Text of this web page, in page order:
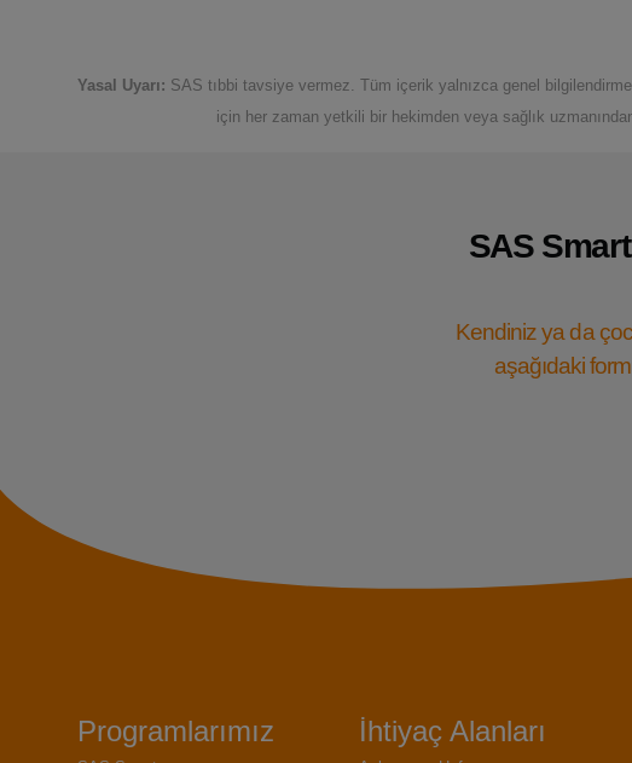
Yasal Uyarı: SAS tıbbi tavsiye vermez. Tüm içerik yalnızca genel
için her zaman yetkili bir hekimden veya sağlık
SAS
Kendiniz ya da
aşağıdaki
Programlarımız İhtiyaç Alanları